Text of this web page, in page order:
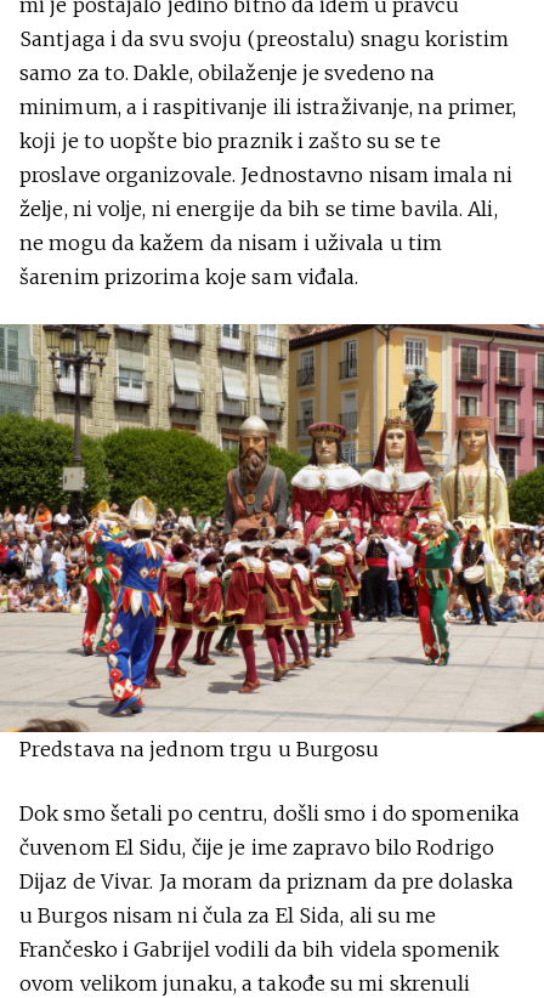
mi je postajalo jedino bitno da idem u pravcu
Santjaga i da svu svoju (preostalu) snagu koristim
samo za to. Dakle, obilaženje je svedeno na
minimum, a i raspitivanje ili istraživanje, na primer,
koji je to uopšte bio praznik i zašto su se te
proslave organizovale. Jednostavno nisam imala ni
želje, ni volje, ni energije da bih se time bavila. Ali,
ne mogu da kažem da nisam i uživala u tim
šarenim prizorima koje sam viđala.
Predstava na jednom trgu u Burgosu
Dok smo šetali po centru, došli smo i do spomenika
čuvenom El Sidu, čije je ime zapravo bilo Rodrigo
Dijaz de Vivar. Ja moram da priznam da pre dolaska
u Burgos nisam ni čula za El Sida, ali su me
Frančesko i Gabrijel vodili da bih videla spomenik
ovom velikom junaku, a takođe su mi skrenuli